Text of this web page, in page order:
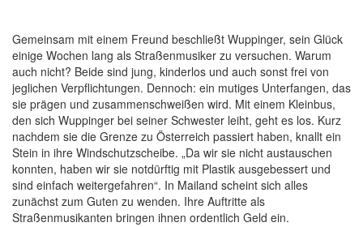
Gemeinsam mit einem Freund beschließt Wuppinger, sein Glück
einige Wochen lang als Straßenmusiker zu versuchen. Warum
auch nicht? Beide sind jung, kinderlos und auch sonst frei von
jeglichen Verpflichtungen. Dennoch: ein mutiges Unterfangen, das
sie prägen und zusammenschweißen wird. Mit einem Kleinbus,
den sich Wuppinger bei seiner Schwester leiht, geht es los. Kurz
nachdem sie die Grenze zu Österreich passiert haben, knallt ein
Stein in ihre Windschutzscheibe. „Da wir sie nicht austauschen
konnten, haben wir sie notdürftig mit Plastik ausgebessert und
sind einfach weitergefahren“. In Mailand scheint sich alles
zunächst zum Guten zu wenden. Ihre Auftritte als
Straßenmusikanten bringen ihnen ordentlich Geld ein.